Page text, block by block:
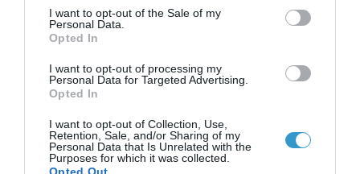
consent section.
I want to opt-out of the Sale of my
Personal Data.
Opted In
I want to opt-out of processing my
Personal Data for Targeted Advertising.
Opted In
I want to opt-out of Collection, Use,
Retention, Sale, and/or Sharing of my
Personal Data that Is Unrelated with the
Purposes for which it was collected.
Opted Out